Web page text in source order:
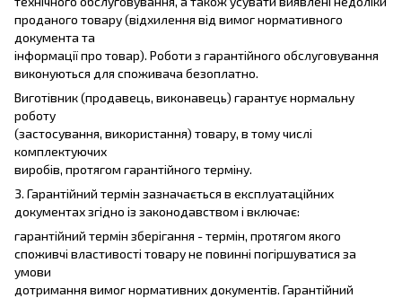
проданого товару (відхилення від вимог нормативного
документа та
інформації про товар). Роботи з гарантійного обслуговування
виконуються для споживача безоплатно.
Виготівник (продавець, виконавець) гарантує нормальну
роботу
(застосування, використання) товару, в тому числі
комплектуючих
виробів, протягом гарантійного терміну.
3. Гарантійний термін зазначається в експлуатаційних
документах згідно із законодавством і включає:
гарантійний термін зберігання - термін, протягом якого
споживчі властивості товару не повинні погіршуватися за
умови
дотримання вимог нормативних документів. Гарантійний